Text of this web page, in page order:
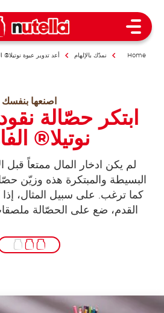
Open Menu
Home نمدّك بالإلهام أعد تدوير عبوة نوتيلا®
اصنعها بنفسك
ابتكر حصّالة
نوتيلا®
لم يكن ادخار المال ممتعاً قبل
البسيطة والمبتكرة هذه وزيّن
كما ترغب. على سبيل المثال،
القدم، ضع على الحصّالة